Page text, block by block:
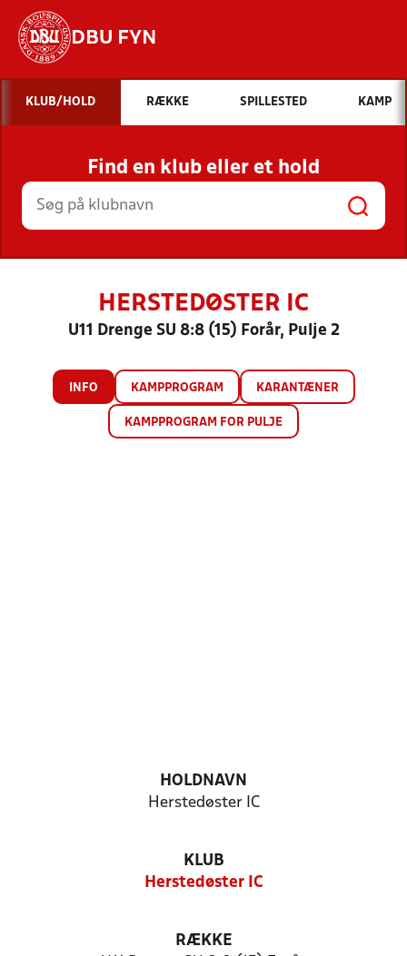
DBU FYN
Hvad vil du søge efter?
INDHOLD OG NYHEDER
STILLINGER, RESULTATER, KLUBBER OG
HOLD
KLUB/HOLD RÆKKE SPILLESTED KAMP
Find en klub eller et hold
HERSTEDØSTER IC
U11 Drenge SU 8:8 (15) Forår, Pulje 2
INFO KAMPPROGRAM KARANTÆNER
KAMPPROGRAM FOR PULJE
HOLDNAVN
Herstedøster IC
KLUB
Herstedøster IC
RÆKKE